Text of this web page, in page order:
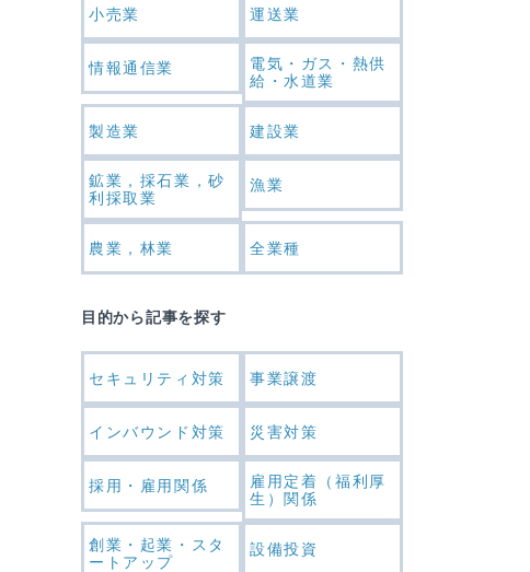
小売業 運送業
情報通信業
電気・ガス・熱供
給・水道業
製造業 建設業
鉱業，採石業，砂
利採取業
漁業
農業，林業 全業種
目的から記事を探す
セキュリティ対策 事業譲渡
インバウンド対策 災害対策
採用・雇用関係
雇用定着（福利厚
生）関係
創業・起業・スタ
ートアップ
設備投資